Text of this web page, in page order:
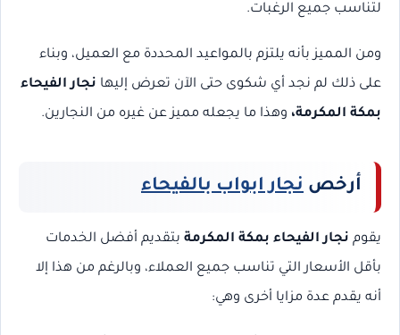
لتناسب جميع الرغبات.
ومن المميز بأنه يلتزم بالمواعيد المحددة مع العميل، وبناء
على ذلك لم نجد أي شكوى حتى الآن تعرض إليها نجار الفيحاء
بمكة المكرمة، وهذا ما يجعله مميز عن غيره من النجارين.
أرخص نجار ابواب بالفيحاء
يقوم نجار الفيحاء بمكة المكرمة بتقديم أفضل الخدمات
بأقل الأسعار التي تناسب جميع العملاء، وبالرغم من هذا إلا
أنه يقدم عدة مزايا أخرى وهي: